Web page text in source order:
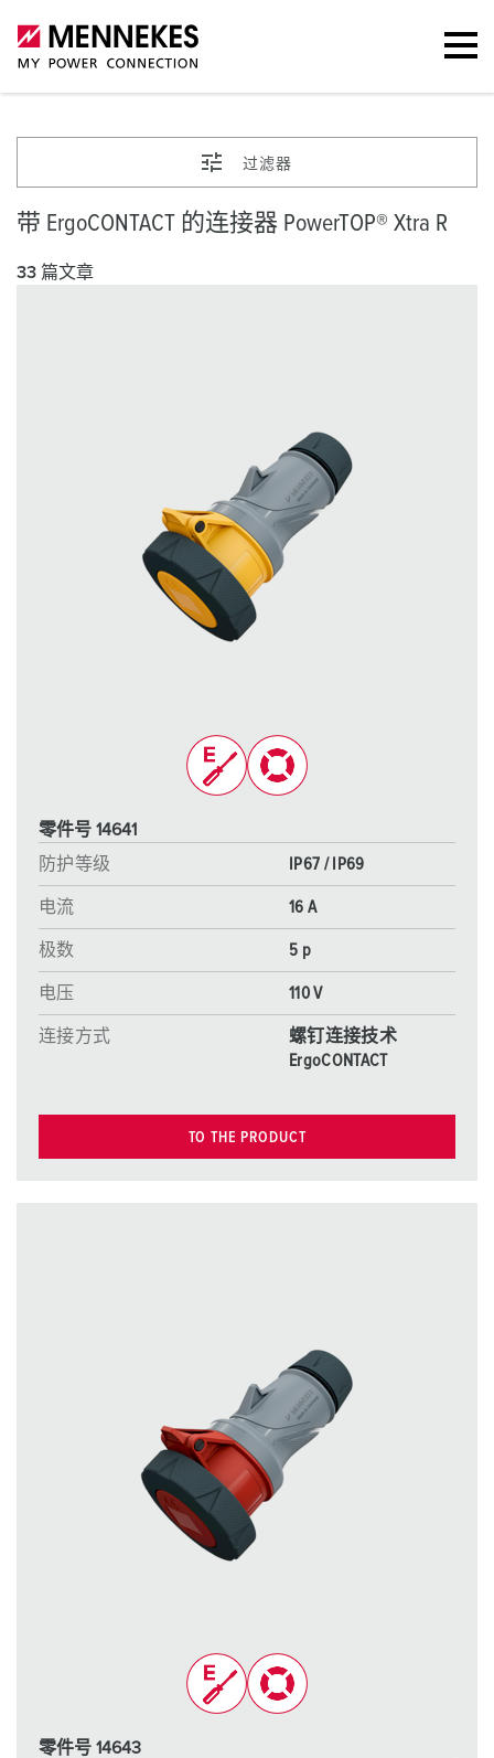
过滤器
带 ErgoCONTACT 的连接器 PowerTOP® Xtra R
33 篇文章
零件号 14641
防护等级
IP67 / IP69
电流 16 A
极数 5 p
电压 110 V
连接方式
螺钉连接技术
ErgoCONTACT
TO THE PRODUCT
零件号 14643